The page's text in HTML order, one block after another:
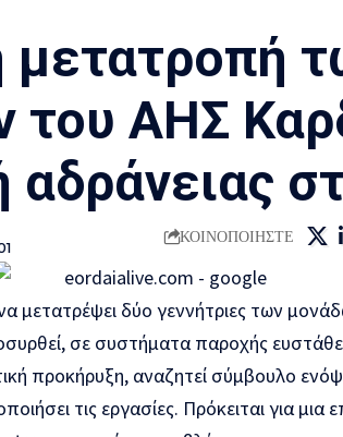
του ΑΗΣ
ΚΟΙΝΟΠΟΙΉΣΤΕ
μετατρέψει δύο γεννήτριες των
σε συστήματα παροχής
προκήρυξη, αναζητεί σύμβουλο
τις εργασίες. Πρόκειται για